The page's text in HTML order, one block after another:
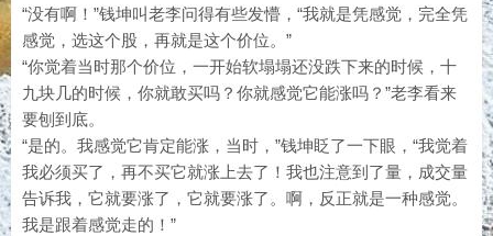
“没有啊！”钱坤叫老李问得有些发懵，“我就是凭感觉，完全凭
感觉，选这个股，再就是这个价位。”
“你觉着当时那个价位，一开始软塌塌还没跌下来的时候，十
九块几的时候，你就敢买吗？你就感觉它能涨吗？”老李看来
要刨到底。
“是的。我感觉它肯定能涨，当时，”钱坤眨了一下眼，“我觉着
我必须买了，再不买它就涨上去了！我也注意到了量，成交量
告诉我，它就要涨了，它就要涨了。啊，反正就是一种感觉。
我是跟着感觉走的！”